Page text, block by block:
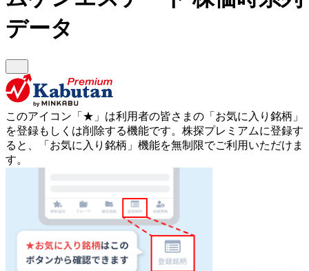
データ
このアイコン 「★」 は利用者の皆さまの 「お気に入り銘柄」
を登録もしくは削除する機能です。 株探プレミアムに登録す
ると、「お気に入り銘柄」機能を無制限でご利用いただけま
す。